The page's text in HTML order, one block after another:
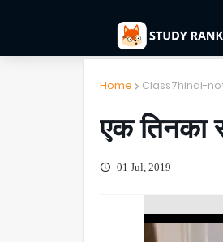
Home Class7hindi-
एक तिनका
01 Jul, 2019